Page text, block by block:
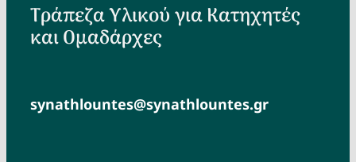
Τράπεζα Υλικού για Κατηχητές
και Ομαδάρχες
synathlountes@synathlountes.gr